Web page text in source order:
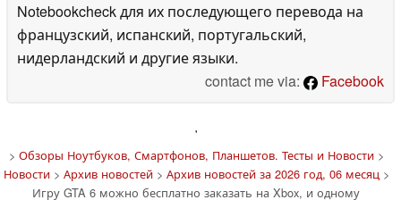
Notebookcheck для их последующего перевода на
французский, испанский, португальский,
нидерландский и другие языки.
contact me via:
Facebook
'
> Обзоры Ноутбуков, Смартфонов, Планшетов. Тесты и Новости>
Новости> Архив новостей> Архив новостей за 2026 год, 06 месяц>
Игру GTA 6 можно бесплатно заказать на Xbox, и одному